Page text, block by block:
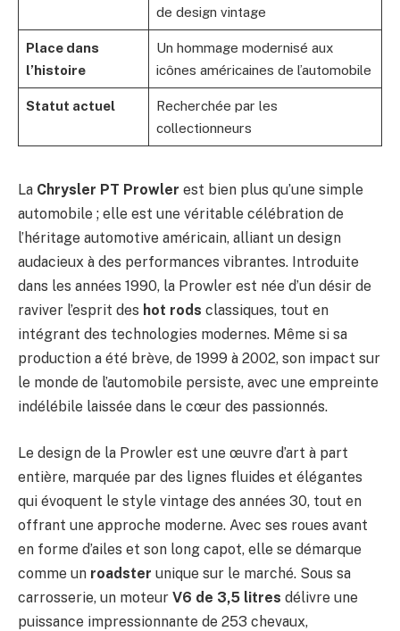
de design vintage
Place dans
l’histoire
Un hommage modernisé aux
icônes américaines de l’automobile
Statut actuel
Recherchée par les
collectionneurs
La Chrysler PT Prowler est bien plus qu’une simple
automobile ; elle est une véritable célébration de
l’héritage automotive américain, alliant un design
audacieux à des performances vibrantes. Introduite
dans les années 1990, la Prowler est née d’un désir de
raviver l’esprit des hot rods classiques, tout en
intégrant des technologies modernes. Même si sa
production a été brève, de 1999 à 2002, son impact sur
le monde de l’automobile persiste, avec une empreinte
indélébile laissée dans le cœur des passionnés.
Le design de la Prowler est une œuvre d’art à part
entière, marquée par des lignes fluides et élégantes
qui évoquent le style vintage des années 30, tout en
offrant une approche moderne. Avec ses roues avant
en forme d’ailes et son long capot, elle se démarque
comme un roadster unique sur le marché. Sous sa
carrosserie, un moteur V6 de 3,5 litres délivre une
puissance impressionnante de 253 chevaux,